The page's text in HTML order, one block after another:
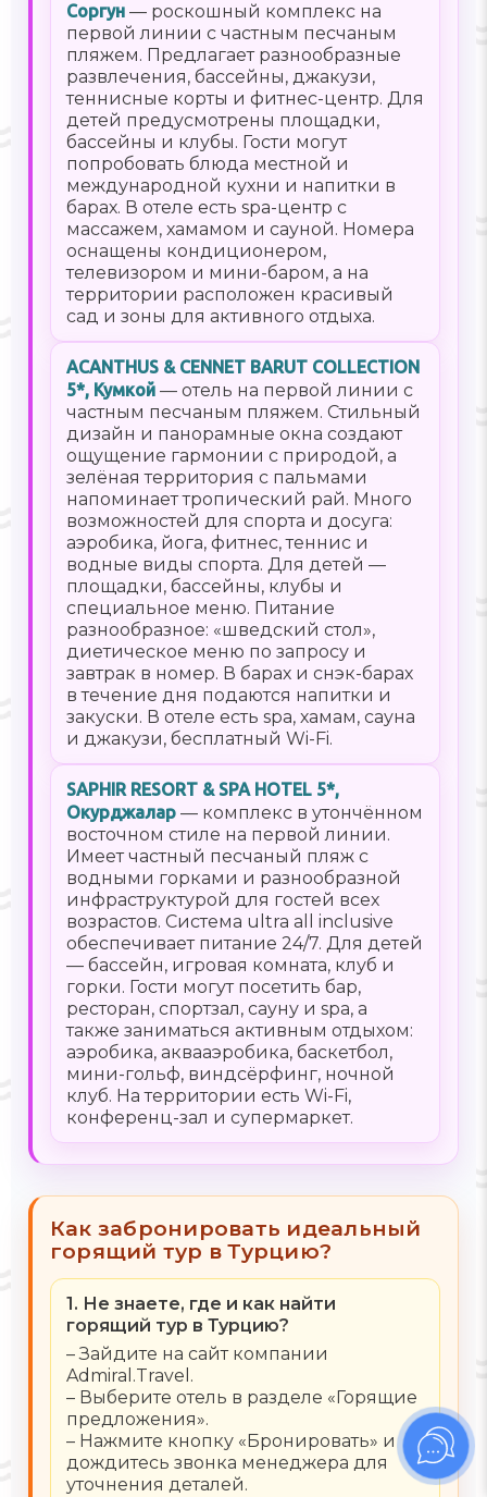
Соргун— роскошный комплекс на
первой линии с частным песчаным
пляжем. Предлагает разнообразные
развлечения, бассейны, джакузи,
теннисные корты и фитнес-центр. Для
детей предусмотрены площадки,
бассейны и клубы. Гости могут
попробовать блюда местной и
международной кухни и напитки в
барах. В отеле есть spa-центр с
массажем, хамамом и сауной. Номера
оснащены кондиционером,
телевизором и мини-баром, а на
территории расположен красивый
сад и зоны для активного отдыха.
ACANTHUS & CENNET BARUT COLLECTION
5*, Кумкой— отель на первой линии с
частным песчаным пляжем. Стильный
дизайн и панорамные окна создают
ощущение гармонии с природой, а
зелёная территория с пальмами
напоминает тропический рай. Много
возможностей для спорта и досуга:
аэробика, йога, фитнес, теннис и
водные виды спорта. Для детей —
площадки, бассейны, клубы и
специальное меню. Питание
разнообразное: «шведский стол»,
диетическое меню по запросу и
завтрак в номер. В барах и снэк-барах
в течение дня подаются напитки и
закуски. В отеле есть spa, хамам, сауна
и джакузи, бесплатный Wi-Fi.
SAPHIR RESORT & SPA HOTEL 5*,
Окурджалар— комплекс в утончённом
восточном стиле на первой линии.
Имеет частный песчаный пляж с
водными горками и разнообразной
инфраструктурой для гостей всех
возрастов. Система ultra all inclusive
обеспечивает питание 24/7. Для детей
— бассейн, игровая комната, клуб и
горки. Гости могут посетить бар,
ресторан, спортзал, сауну и spa, а
также заниматься активным отдыхом:
аэробика, аквааэробика, баскетбол,
мини-гольф, виндсёрфинг, ночной
клуб. На территории есть Wi-Fi,
конференц-зал и супермаркет.
Как забронировать идеальный
горящий тур в Турцию?
1. Не знаете, где и как найти
горящий тур в Турцию?
– Зайдите на сайт компании
Admiral.Travel.
– Выберите отель в разделе «Горящие
предложения».
– Нажмите кнопку «Бронировать» и
дождитесь звонка менеджера для
уточнения деталей.